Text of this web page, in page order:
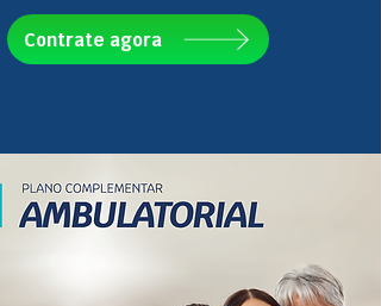
Contrate agora